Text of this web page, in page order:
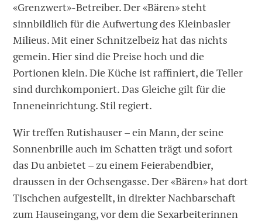
«Grenzwert»-Betreiber. Der «Bären» steht
sinnbildlich für die Aufwertung des Kleinbasler
Milieus. Mit einer Schnitzelbeiz hat das nichts
gemein. Hier sind die Preise hoch und die
Portionen klein. Die Küche ist raffiniert, die Teller
sind durchkomponiert. Das Gleiche gilt für die
Inneneinrichtung. Stil regiert.
Wir treffen Rutishauser – ein Mann, der seine
Sonnenbrille auch im Schatten trägt und sofort
das Du anbietet – zu einem Feierabendbier,
draussen in der Ochsengasse. Der «Bären» hat dort
Tischchen aufgestellt, in direkter Nachbarschaft
zum Hauseingang, vor dem die Sexarbeiterinnen